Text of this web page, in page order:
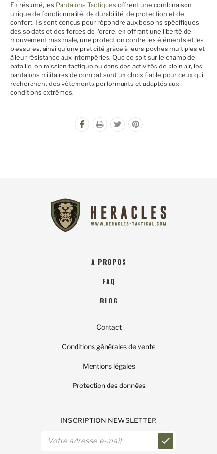
En résumé, les Pantalons Tactiques offrent une combinaison
unique de fonctionnalité, de durabilité, de protection et de
confort. Ils sont conçus pour répondre aux besoins spécifiques
des soldats et des forces de l'ordre, en offrant une liberté de
mouvement maximale, une protection contre les éléments et les
blessures, ainsi qu'une praticité grâce à leurs poches multiples et
à leur résistance aux intempéries. Que ce soit sur le champ de
bataille, en mission tactique ou dans des activités de plein air, les
pantalons militaires de combat sont un choix fiable pour ceux qui
recherchent des vêtements performants et adaptés aux
conditions extrêmes.
A PROPOS
FAQ
BLOG
Contact
Conditions générales de vente
Mentions légales
Protection des données
INSCRIPTION NEWSLETTER